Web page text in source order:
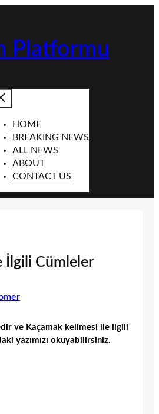
Platformu
HOME
BREAKING NEWS
ALL NEWS
ABOUT
CONTACT US
İlgili Cümleler
ve Kaçamak kelimesi ile ilgili
yazımızı okuyabilirsiniz.